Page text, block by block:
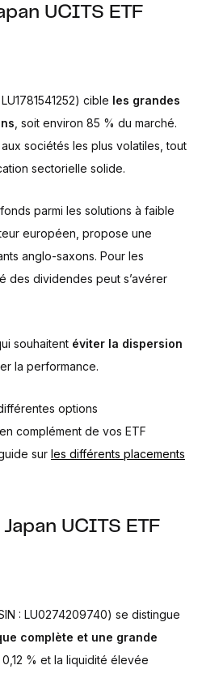
UCITS ETF
cible les grandes
, soit environ 85 % du marché.
sociétés les plus volatiles, tout
sectorielle solide.
parmi les solutions à faible
européen, propose une
anglo-saxons. Pour les
des dividendes peut s’avérer
souhaitent éviter la dispersion
la performance.
options
complément de vos ETF
sur les différents placements
UCITS ETF
: LU0274209740) se distingue
complète et une grande
% et la liquidité élevée